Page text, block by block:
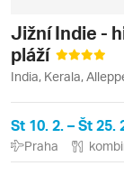
Jižní Indie -
pláží
India, Kerala,
St 10. 2. – Št 25.
Praha